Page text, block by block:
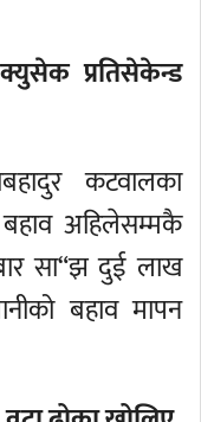
प्रतिसेकेन्ड
कटवालका
बहाव अहिलेसम्मकै
सा“झ दुई लाख
बहाव मापन